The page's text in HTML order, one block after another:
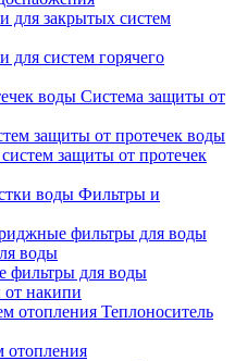
для закрытых систем
для систем горячего
Система защиты от
защиты от протечек воды
защиты от протечек
Фильтры и
фильтры для воды
воды
фильтры для воды
накипи
Теплоноситель
отопления